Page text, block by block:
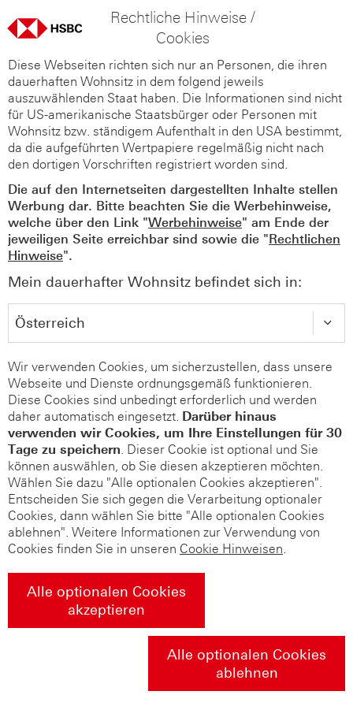
Rechtliche Hinweise /
Cookies
Diese Webseiten richten sich nur an Personen, die ihren
dauerhaften Wohnsitz in dem folgend jeweils
auszuwählenden Staat haben. Die Informationen sind nicht
für US-amerikanische Staatsbürger oder Personen mit
Wohnsitz bzw. ständigem Aufenthalt in den USA bestimmt,
da die aufgeführten Wertpapiere regelmäßig nicht nach
den dortigen Vorschriften registriert worden sind.
Die auf den Internetseiten dargestellten Inhalte stellen
Werbung dar. Bitte beachten Sie die Werbehinweise,
welche über den Link "Werbehinweise" am Ende der
jeweiligen Seite erreichbar sind sowie die "Rechtlichen
Hinweise".
Mein dauerhafter Wohnsitz befindet sich in:
Wir verwenden Cookies, um sicherzustellen, dass unsere
Webseite und Dienste ordnungsgemäß funktionieren.
Diese Cookies sind unbedingt erforderlich und werden
daher automatisch eingesetzt. Darüber hinaus
verwenden wir Cookies, um Ihre Einstellungen für 30
Tage zu speichern. Dieser Cookie ist optional und Sie
können auswählen, ob Sie diesen akzeptieren möchten.
Wählen Sie dazu "Alle optionalen Cookies akzeptieren".
Entscheiden Sie sich gegen die Verarbeitung optionaler
Cookies, dann wählen Sie bitte "Alle optionalen Cookies
ablehnen". Weitere Informationen zur Verwendung von
Cookies finden Sie in unseren Cookie Hinweisen.
Alle optionalen Cookies
akzeptieren
Alle optionalen Cookies
ablehnen